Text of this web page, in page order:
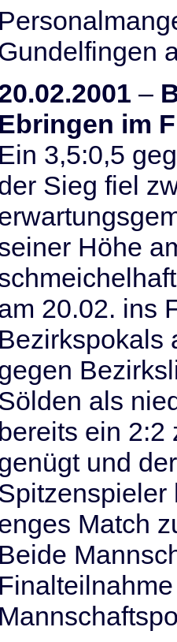
–
Ebringen im
Ein 3,5:0,5
Sieg fiel
Höhe
20.02. ins
Bezirkspokals
als
bereits ein 2:2
und
Match
Beide